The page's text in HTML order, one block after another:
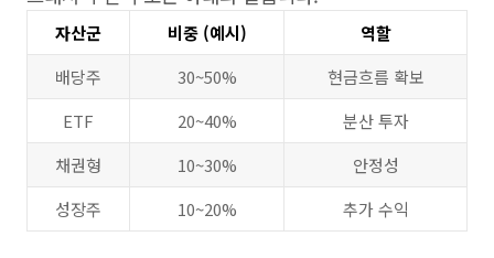
자산군 비중 (예시)
역할
배당주
30~50%
현금흐름 확보
ETF
20~40%
분산 투자
채권형
10~30%
안정성
성장주
10~20% 추가 수익